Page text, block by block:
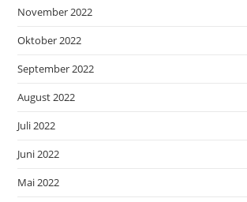
November 2022
Oktober 2022
September 2022
August 2022
Juli 2022
Juni 2022
Mai 2022